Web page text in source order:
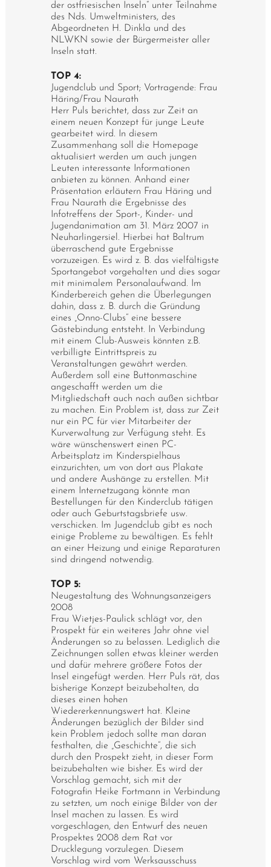
der ostfriesischen Inseln“ unter Teilnahme
des Nds. Umweltministers, des
Abgeordneten H. Dinkla und des
NLWKN sowie der Bürgermeister aller
Inseln statt.
TOP 4:
Jugendclub und Sport; Vortragende: Frau
Häring/Frau Naurath
Herr Puls berichtet, dass zur Zeit an
einem neuen Konzept für junge Leute
gearbeitet wird. In diesem
Zusammenhang soll die Homepage
aktualisiert werden um auch jungen
Leuten interessante Informationen
anbieten zu können. Anhand einer
Präsentation erläutern Frau Häring und
Frau Naurath die Ergebnisse des
Infotreffens der Sport-, Kinder- und
Jugendanimation am 31. März 2007 in
Neuharlingersiel. Hierbei hat Baltrum
überraschend gute Ergebnisse
vorzuzeigen. Es wird z. B. das vielfältigste
Sportangebot vorgehalten und dies sogar
mit minimalem Personalaufwand. Im
Kinderbereich gehen die Überlegungen
dahin, dass z. B. durch die Gründung
eines „Onno-Clubs“ eine bessere
Gästebindung entsteht. In Verbindung
mit einem Club-Ausweis könnten z.B.
verbilligte Eintrittspreis zu
Veranstaltungen gewährt werden.
Außerdem soll eine Buttonmaschine
angeschafft werden um die
Mitgliedschaft auch nach außen sichtbar
zu machen. Ein Problem ist, dass zur Zeit
nur ein PC für vier Mitarbeiter der
Kurverwaltung zur Verfügung steht. Es
wäre wünschenswert einen PC-
Arbeitsplatz im Kinderspielhaus
einzurichten, um von dort aus Plakate
und andere Aushänge zu erstellen. Mit
einem Internetzugang könnte man
Bestellungen für den Kinderclub tätigen
oder auch Geburtstagsbriefe usw.
verschicken. Im Jugendclub gibt es noch
einige Probleme zu bewältigen. Es fehlt
an einer Heizung und einige Reparaturen
sind dringend notwendig.
TOP 5:
Neugestaltung des Wohnungsanzeigers
2008
Frau Wietjes-Paulick schlägt vor, den
Prospekt für ein weiteres Jahr ohne viel
Änderungen so zu belassen. Lediglich die
Zeichnungen sollen etwas kleiner werden
und dafür mehrere größere Fotos der
Insel eingefügt werden. Herr Puls rät, das
bisherige Konzept beizubehalten, da
dieses einen hohen
Wiedererkennungswert hat. Kleine
Änderungen bezüglich der Bilder sind
kein Problem jedoch sollte man daran
festhalten, die „Geschichte“, die sich
durch den Prospekt zieht, in dieser Form
beizubehalten wie bisher. Es wird der
Vorschlag gemacht, sich mit der
Fotografin Heike Fortmann in Verbindung
zu setzten, um noch einige Bilder von der
Insel machen zu lassen. Es wird
vorgeschlagen, den Entwurf des neuen
Prospektes 2008 dem Rat vor
Drucklegung vorzulegen. Diesem
Vorschlag wird vom Werksausschuss